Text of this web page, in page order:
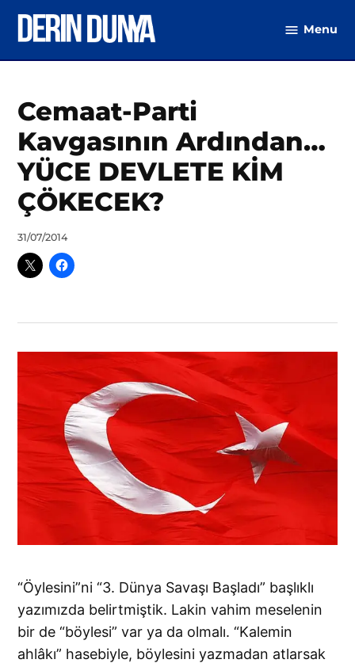
Menu
Posted
in
Osmanlı
Türkiye
Cemaat-Parti
Kavgasının Ardından…
YÜCE DEVLETE KİM
ÇÖKECEK?
by
Ahmet
Yozgat
31/07/2014
“Öylesini”ni “3. Dünya Savaşı Başladı” başlıklı
yazımızda belirtmiştik. Lakin vahim meselenin
bir de “böylesi” var ya da olmalı. “Kalemin
ahlâkı” hasebiyle, böylesini yazmadan atlarsak